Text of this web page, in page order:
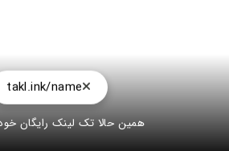
takl.ink/name
همین حالا تک لینک رایگان